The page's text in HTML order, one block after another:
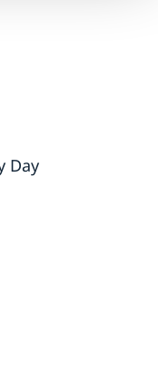
Day